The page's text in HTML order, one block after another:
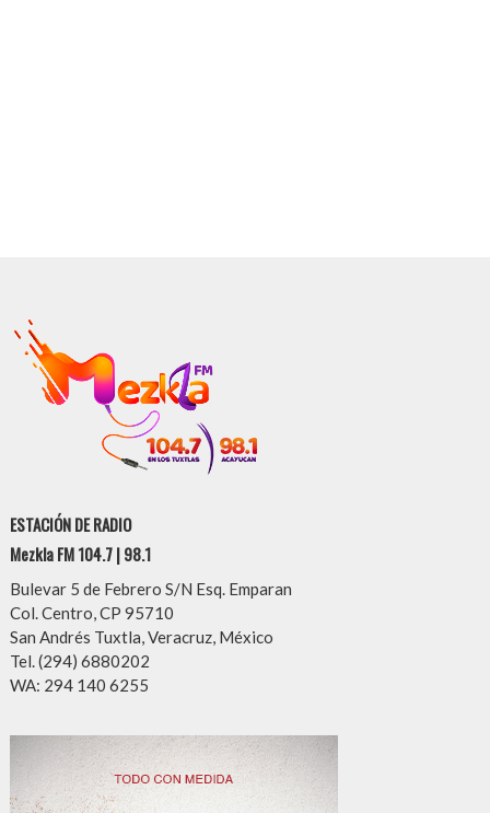
ESTACIÓN DE RADIO
Mezkla FM 104.7 | 98.1
Bulevar 5 de Febrero S/N Esq. Emparan
Col. Centro, CP 95710
San Andrés Tuxtla, Veracruz, México
Tel. (294) 6880202
WA: 294 140 6255